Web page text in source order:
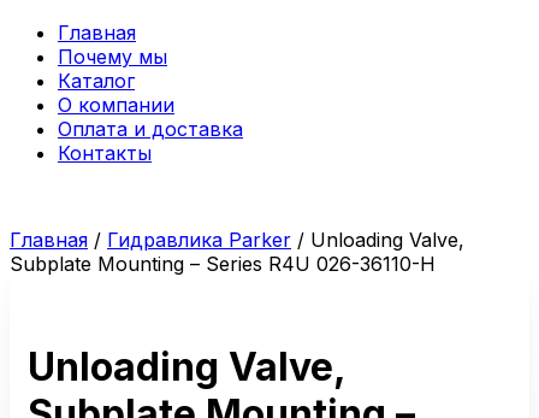
Главная
Почему мы
Каталог
О компании
Оплата и доставка
Контакты
Главная / Гидравлика Parker / Unloading Valve,
Subplate Mounting – Series R4U 026-36110-H
Unloading Valve,